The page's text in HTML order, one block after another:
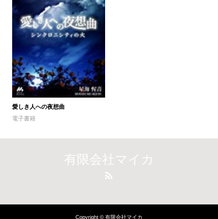
愛しき人への夜想曲
電子書籍
有限会社マイカ
Copyright © 有限会社マイカ